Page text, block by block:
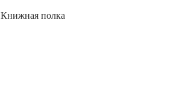
Книжная полка